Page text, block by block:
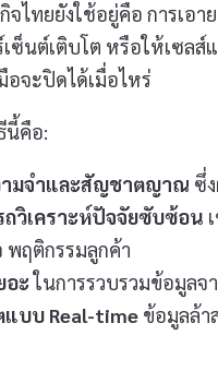
จไทยยังใช้อยู่คือ การเอ
ซ็นต์เติบโต หรือให้เซล
อจะปิดได้เมื่อไหร่
นี้คือ:
มจำและสัญชาตญาณ ซึ่
ถวิเคราะห์ปัจจัยซับซ้อน
พฤติกรรมลูกค้า
อะในการรวบรวมข้อมูลจ
แบบ Real-time ข้อมูลล้า